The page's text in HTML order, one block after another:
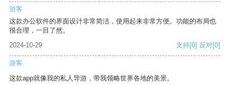
游客
这款办公软件的界面设计非常简洁，使用起来非常方便。功能的布局也
很合理，一目了然。
2024-10-29
支持[0] 反对[0]
游客
这款app就像我的私人导游，带我领略世界各地的美景。